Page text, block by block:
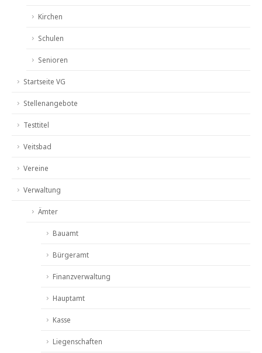
Kirchen
Schulen
Senioren
Startseite VG
Stellenangebote
Testtitel
Veitsbad
Vereine
Verwaltung
Ämter
Bauamt
Bürgeramt
Finanzverwaltung
Hauptamt
Kasse
Liegenschaften